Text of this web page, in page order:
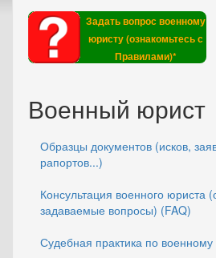
Задать вопрос военному
юристу (ознакомьтесь с
Правилами)*
Военный юрист
Образцы документов (исков,
рапортов...)
Консультация военного юриста
задаваемые вопросы) (FAQ)
Судебная практика по военному